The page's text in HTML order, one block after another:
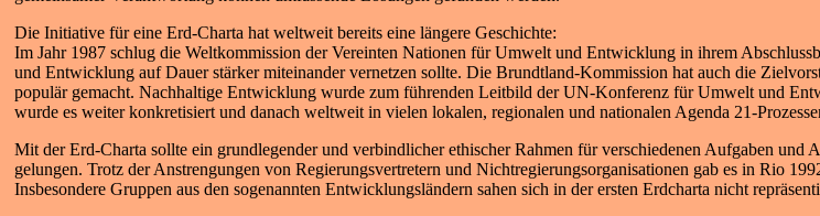
Die Initiative für eine Erd-Charta hat weltweit bereits eine längere Geschichte:
Im Jahr 1987 schlug die Weltkommission der Vereinten Nationen für Umwelt und Entwicklung in ihrem
und Entwicklung auf Dauer stärker miteinander vernetzen sollte. Die Brundtland-Kommission hat auch die
populär gemacht. Nachhaltige Entwicklung wurde zum führenden Leitbild der UN-Konferenz für Umwelt und
wurde es weiter konkretisiert und danach weltweit in vielen lokalen, regionalen und nationalen Agenda 21-
Mit der Erd-Charta sollte ein grundlegender und verbindlicher ethischer Rahmen für verschiedenen Aufgaben
gelungen. Trotz der Anstrengungen von Regierungsvertretern und Nichtregierungsorganisationen gab es in Rio
Insbesondere Gruppen aus den sogenannten Entwicklungsländern sahen sich in der ersten Erdcharta nicht